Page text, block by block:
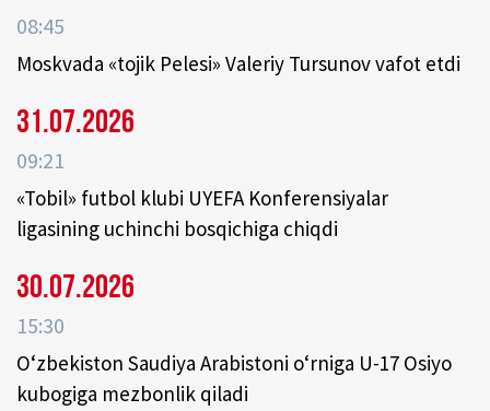
08:45
Moskvada «tojik Pelesi» Valeriy Tursunov vafot etdi
31.07.2026
09:21
«Tobil» futbol klubi UYEFA Konferensiyalar
ligasining uchinchi bosqichiga chiqdi
30.07.2026
15:30
O‘zbekiston Saudiya Arabistoni o‘rniga U-17 Osiyo
kubogiga mezbonlik qiladi